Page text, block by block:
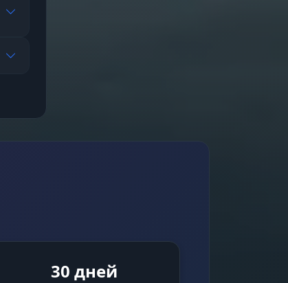
30 дней